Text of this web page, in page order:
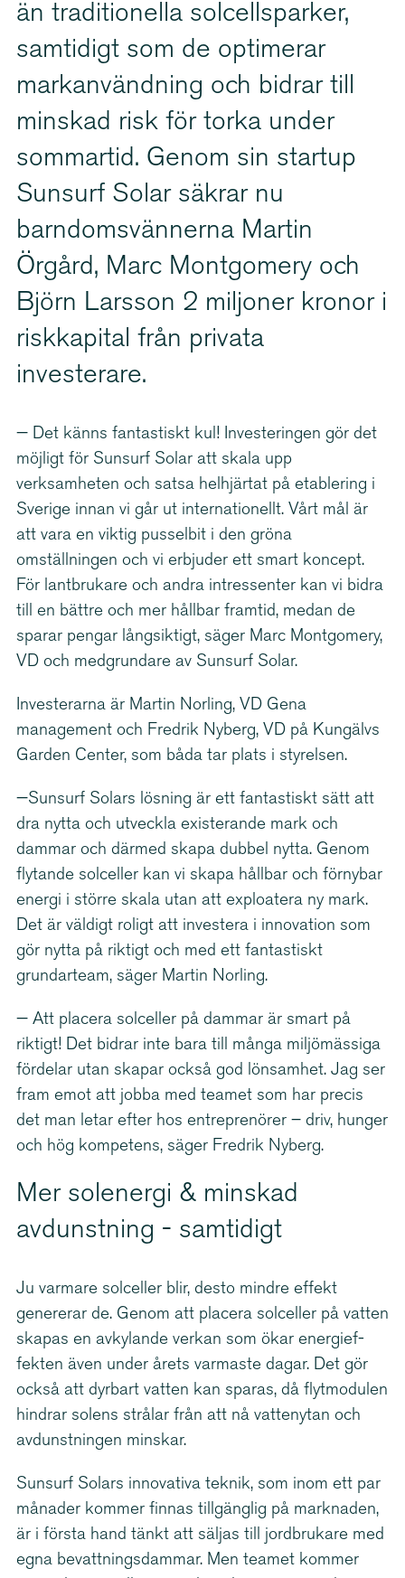
än traditionella solcell­sparker,
samtidigt som de optimerar
markan­vändning och bidrar till
minskad risk för torka under
sommartid. Genom sin startup
Sunsurf Solar säkrar nu
barndomsvän­nerna Martin
Örgård, Marc Montgomery och
Björn Larsson 2 miljoner kronor i
riskkapital från privata
investerare.
— Det känns fantastiskt kul! Investeringen gör det
möjligt för Sunsurf Solar att skala upp
verksamheten och satsa helhjärtat på etablering i
Sverige innan vi går ut inter­na­tio­nellt. Vårt mål är
att vara en viktig pusselbit i den gröna
omställningen och vi erbjuder ett smart koncept.
För lantbrukare och andra intressenter kan vi bidra
till en bättre och mer hållbar framtid, medan de
sparar pengar långsiktigt, säger Marc Montgomery,
VD och medgrundare av Sunsurf Solar.
Investerarna är Martin Norling, VD Gena
management och Fredrik Nyberg, VD på Kungälvs
Garden Center, som båda tar plats i styrelsen.
—Sunsurf Solars lösning är ett fantastiskt sätt att
dra nytta och utveckla existerande mark och
dammar och därmed skapa dubbel nytta. Genom
flytande solceller kan vi skapa hållbar och förnybar
energi i större skala utan att exploatera ny mark.
Det är väldigt roligt att investera i innovation som
gör nytta på riktigt och med ett fantastiskt
grundarteam, säger Martin Norling.
— Att placera solceller på dammar är smart på
riktigt! Det bidrar inte bara till många miljömässiga
fördelar utan skapar också god lönsamhet. Jag ser
fram emot att jobba med teamet som har precis
det man letar efter hos entreprenörer – driv, hunger
och hög kompetens, säger Fredrik Nyberg.
Mer solenergi & minskad
avdunstning - samtidigt
Ju varmare solceller blir, desto mindre effekt
genererar de. Genom att placera solceller på vatten
skapas en avkylande verkan som ökar energi­ef­
fekten även under årets varmaste dagar. Det gör
också att dyrbart vatten kan sparas, då flytmodulen
hindrar solens strålar från att nå vattenytan och
avdunstningen minskar.
Sunsurf Solars innovativa teknik, som inom ett par
månader kommer finnas tillgänglig på marknaden,
är i första hand tänkt att säljas till jordbrukare med
egna bevatt­nings­dammar. Men teamet kommer